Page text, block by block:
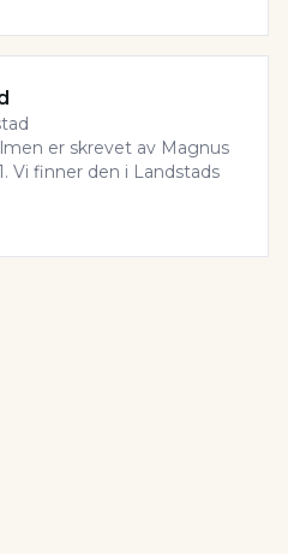
er skrevet av Magnus
Vi finner den i Landstads